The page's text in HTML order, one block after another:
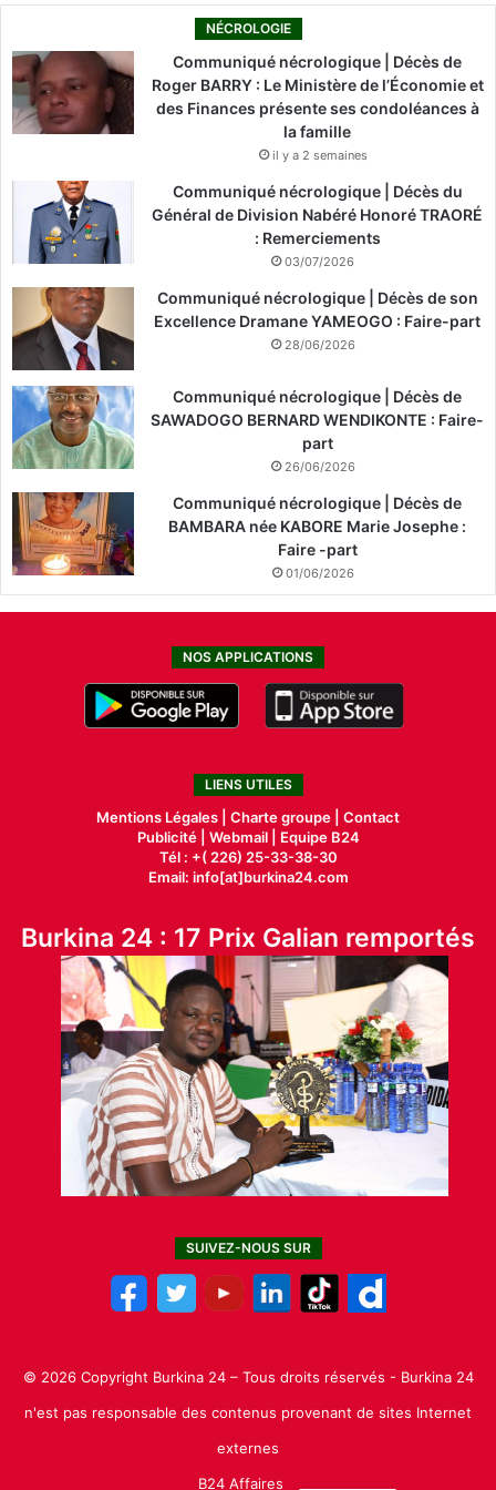
NÉCROLOGIE
Communiqué nécrologique | Décès de
Roger BARRY : Le Ministère de l’Économie et
des Finances présente ses condoléances à
la famille
il y a 2 semaines
Communiqué nécrologique | Décès du
Général de Division Nabéré Honoré TRAORÉ
: Remerciements
03/07/2026
Communiqué nécrologique | Décès de son
Excellence Dramane YAMEOGO : Faire-part
28/06/2026
Communiqué nécrologique | Décès de
SAWADOGO BERNARD WENDIKONTE : Faire-
part
26/06/2026
Communiqué nécrologique | Décès de
BAMBARA née KABORE Marie Josephe :
Faire -part
01/06/2026
NOS APPLICATIONS
LIENS UTILES
Mentions Légales | Charte groupe | Contact
Publicité| Webmail |
Equipe B24
Tél : +( 226) 25-33-38-30
Email: info[at]burkina24.com
Burkina 24 : 17 Prix Galian remportés
SUIVEZ-NOUS SUR
© 2026 Copyright Burkina 24 – Tous droits réservés - Burkina 24
n'est pas responsable des contenus provenant de sites Internet
externes
B24 Affaires